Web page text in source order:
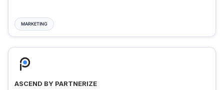
MARKETING
ASCEND BY PARTNERIZE